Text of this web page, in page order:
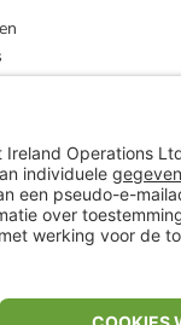
exclusief verzendkosten
van €15.